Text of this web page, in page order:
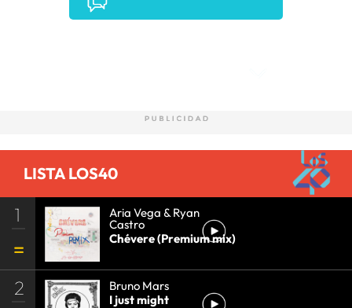
LISTA LOS40
1 Aria Vega & Ryan
Castro
Chévere (Premium mix)
2
Bruno Mars
I just might